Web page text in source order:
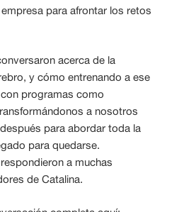
para afrontar los retos
acerca de la
y cómo entrenando a ese
programas como
a nosotros
para abordar toda la
para quedarse.
a muchas
de Catalina.